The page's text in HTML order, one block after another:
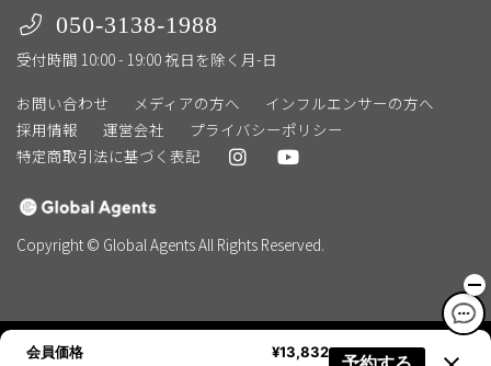
050-3138-1988
受付時間 10:00 - 19:00 祝日を除く月-日
お問い合わせ
メディアの方へ
インフルエンサーの方へ
採用情報
運営会社
プライバシーポリシー
特定商取引法に基づく表記
Copyright © Global Agents All Rights Reserved.
会員価格 ¥13,832